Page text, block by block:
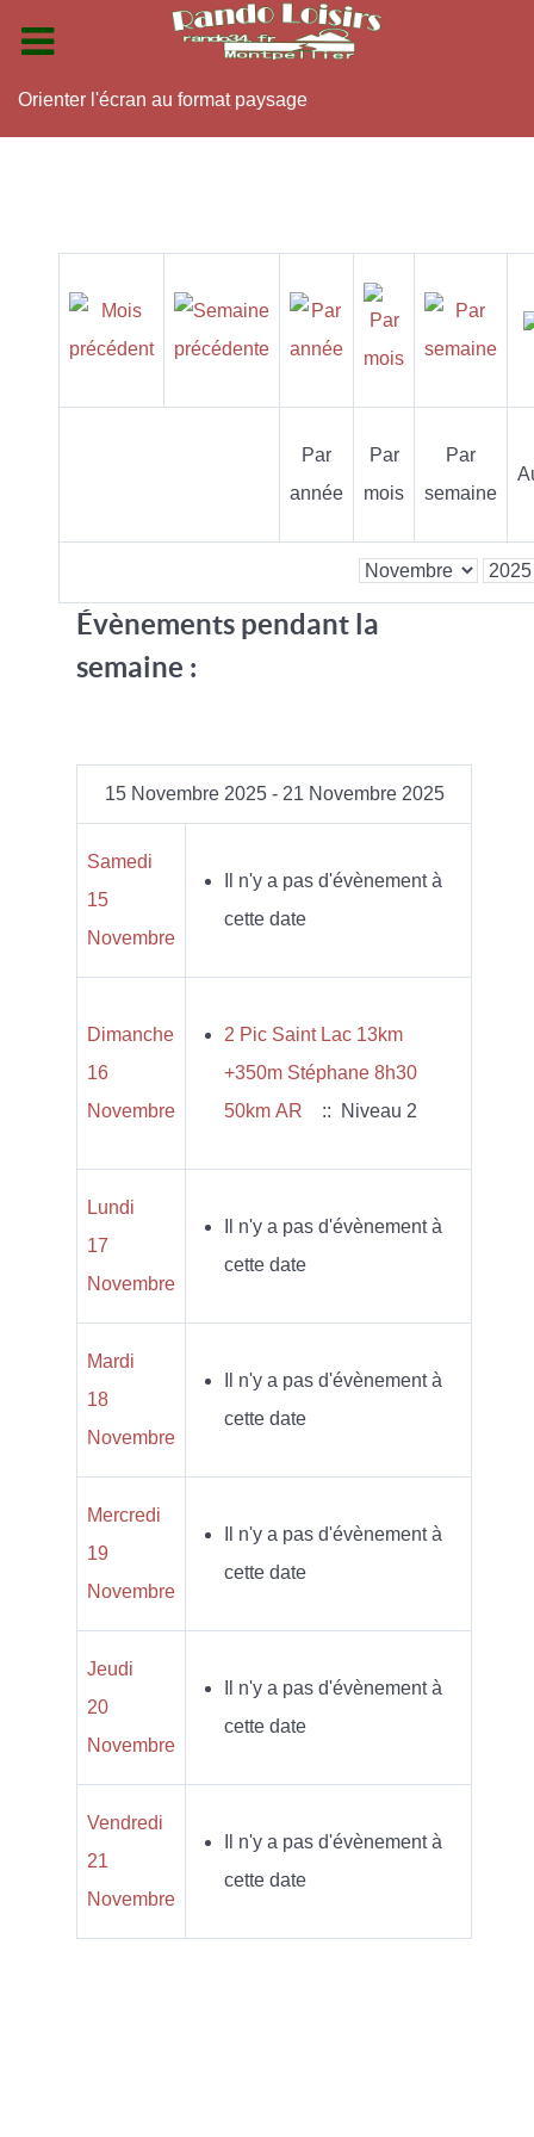
Orienter l'écran au format paysage
Par
année
Par
mois
Par
semaine
Évènements pendant la
semaine :
15 Novembre 2025 - 21 Novembre 2025
Samedi
15
Novembre
Il n'y a pas d'évènement à
cette date
Dimanche
16
Novembre
2 Pic Saint Lac 13km
+350m Stéphane 8h30
50km AR
:: Niveau 2
Lundi
17
Novembre
Il n'y a pas d'évènement à
cette date
Mardi
18
Novembre
Il n'y a pas d'évènement à
cette date
Mercredi
19
Novembre
Il n'y a pas d'évènement à
cette date
Jeudi
20
Novembre
Il n'y a pas d'évènement à
cette date
Vendredi
21
Novembre
Il n'y a pas d'évènement à
cette date